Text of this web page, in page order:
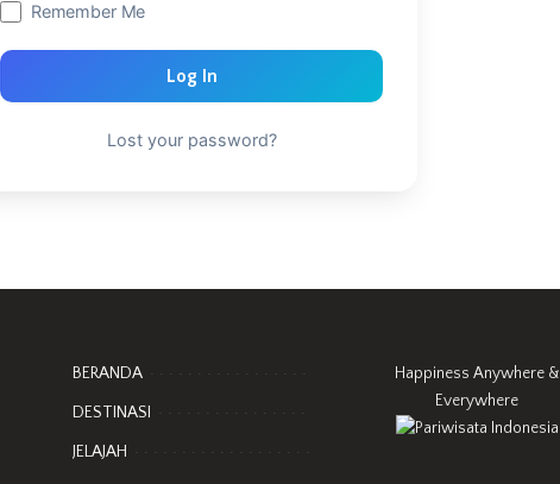
Remember Me
Log In
Lost your password?
BERANDA
DESTINASI
JELAJAH
Happiness Anywhere &
Everywhere